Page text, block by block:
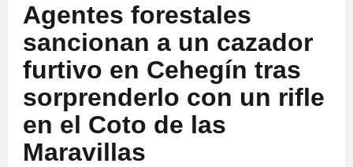
Agentes forestales
sancionan a un cazador
furtivo en Cehegín tras
sorprenderlo con un rifle
en el Coto de las
Maravillas